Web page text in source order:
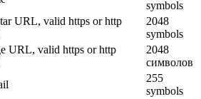
symbols
URL, valid https or http
2048
symbols
URL, valid https or http
2048
символов
255
symbols